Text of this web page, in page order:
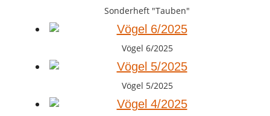
Sonderheft "Tauben"
Vögel 6/2025
Vögel 5/2025